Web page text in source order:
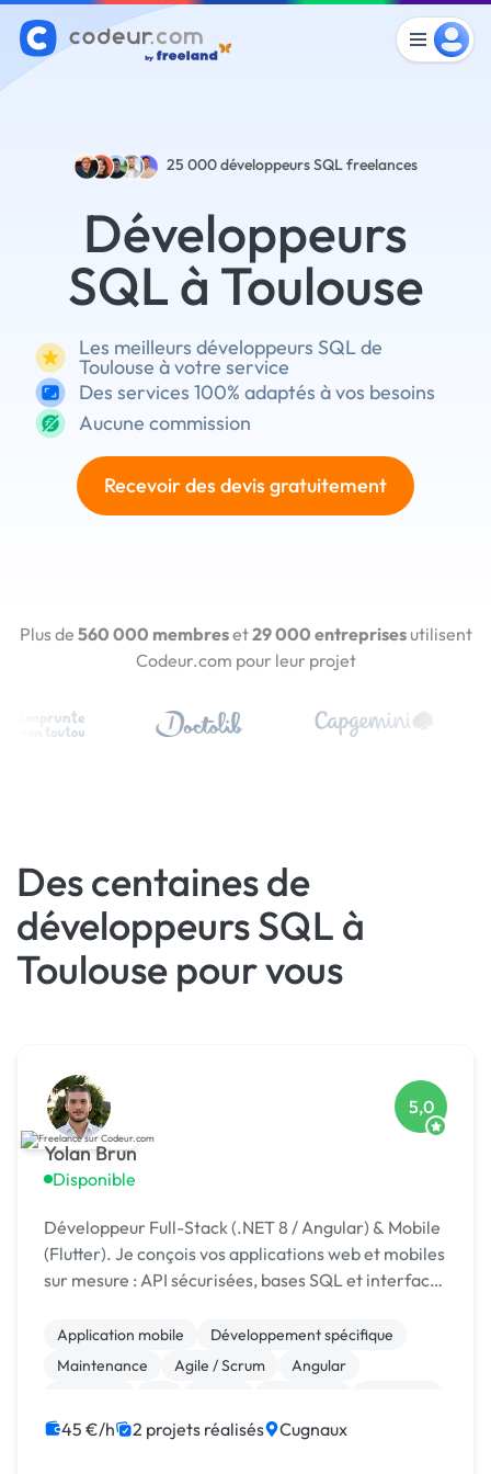
25 000développeurs SQL freelances
Développeurs
SQL à Toulouse
Les meilleurs développeurs SQL de
Toulouse à votre service
Des services 100% adaptés à vos besoins
Aucune commission
Recevoir des devis gratuitement
Plus de 560 000 membreset29 000 entreprisesutilisent
Codeur.com pour leur projet
Des centaines de
développeurs SQL à
Toulouse pour vous
Yolan Brun
Disponible
5,0
Développeur Full-Stack (.NET 8 / Angular) & Mobile
(Flutter). Je conçois vos applications web et mobiles
sur mesure : API sécurisées, bases SQL et interfaces
Application mobile
Développement spécifique
Maintenance
Agile / Scrum
Angular
45 €/h 2 projets réalisés Cugnaux